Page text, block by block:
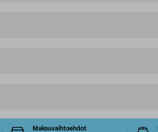
Maksuvaihtoehdot